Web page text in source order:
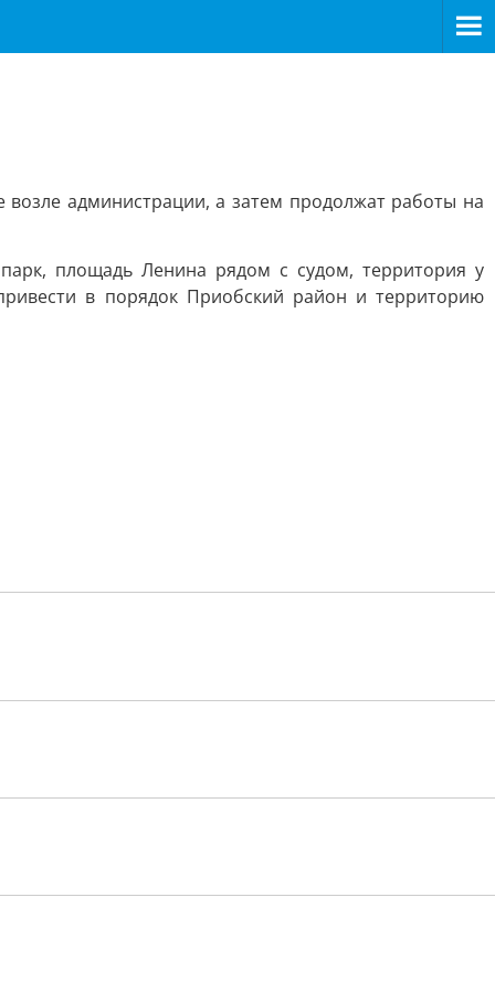
администрации, а затем продолжат работы на
площадь Ленина рядом с судом, территория у
в порядок Приобский район и территорию